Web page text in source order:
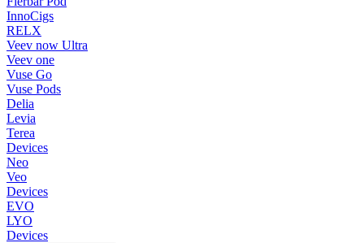
InnoCigs
RELX
Veev now Ultra
Veev one
Vuse Go
Vuse Pods
Delia
Levia
Terea
Devices
Neo
Veo
Devices
EVO
LYO
Devices